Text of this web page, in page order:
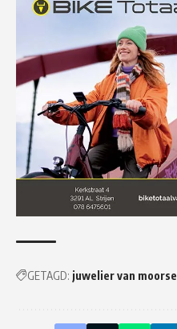
GETAGD: juwelier van moorsel